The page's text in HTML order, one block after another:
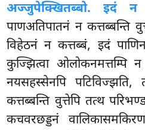
अज्जुपेक्खितब्बो. इदं न
पाणअतिपातनं न कत्तब्बन्ति
विहेठनं न कत्तब्बं, इदं
कुज्झित्वा ओलोकनमत्तम्पि
नयसहस्सेनपि
कत्तब्बन्ति वुत्तेपि तत्थ
कचवरछड्डनं